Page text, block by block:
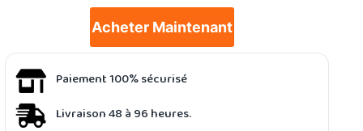
Acheter Maintenant
Paiement 100% sécurisé
Livraison 48 à 96 heures.